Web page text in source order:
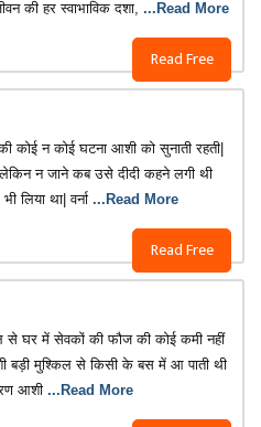
Read Free
की हर स्वाभाविक दशा, ...Read More
Read Free
कोई न कोई घटना आशी को सुनाती रहती|
न जाने कब उसे दीदी कहने लगी थी
लिया था| वर्ना ...Read More
से घर में सेवकों की फौज की कोई कमी नहीं
बड़ी मुश्किल से किसी के बस में आ पाती थी
आशी ...Read More